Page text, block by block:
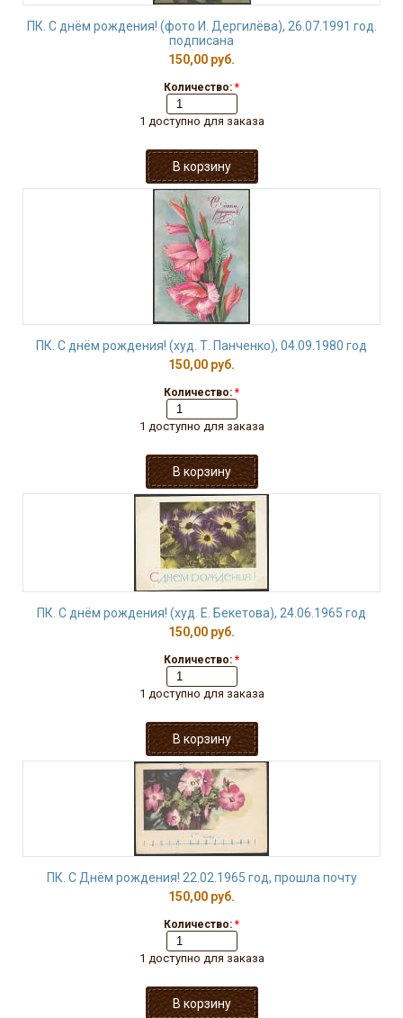
ПК. С днём рождения! (фото И. Дергилёва), 26.07.1991 год.
подписана
150,00 руб.
Количество: *
1 доступно для заказа
ПК. С днём рождения! (худ. Т. Панченко), 04.09.1980 год
150,00 руб.
Количество: *
1 доступно для заказа
ПК. С днём рождения! (худ. Е. Бекетова), 24.06.1965 год
150,00 руб.
Количество: *
1 доступно для заказа
ПК. С Днём рождения! 22.02.1965 год, прошла почту
150,00 руб.
Количество: *
1 доступно для заказа